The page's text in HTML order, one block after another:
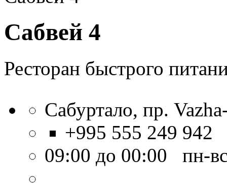
Сабвей 4
Ресторан быстрого
Сабуртало, пр.
+995 555 249 942
09:00 до 00:00 пн-